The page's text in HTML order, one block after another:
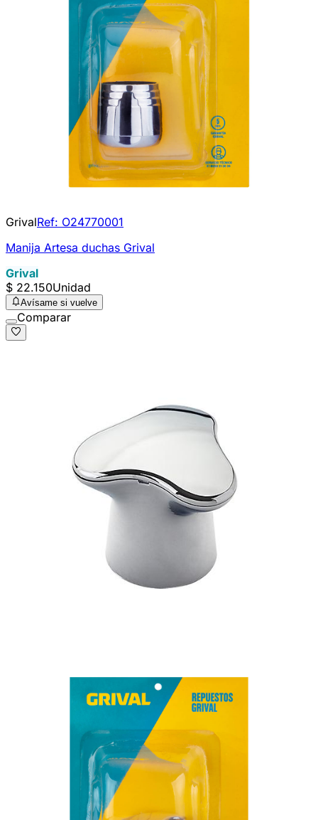
GrivalRef: O24770001
Manija Artesa duchas Grival
Grival
$ 22.150Unidad
Avísame si vuelve
Comparar